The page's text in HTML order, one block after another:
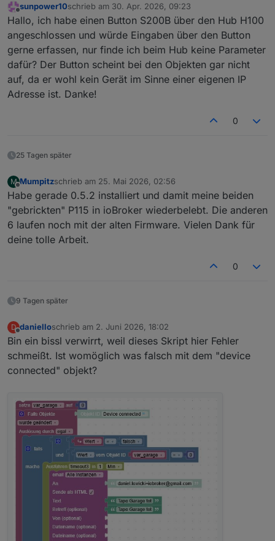
Offline
sunpower10schrieb am 30. Apr. 2026, 09:23
zuletzt editiert von
Hallo, ich habe einen Button S200B über den Hub H100
angeschlossen und würde Eingaben über den Button
gerne erfassen, nur finde ich beim Hub keine Parameter
dafür? Der Button scheint bei den Objekten gar nicht
auf, da er wohl kein Gerät im Sinne einer eigenen IP
Adresse ist. Danke!
0
25 Tagen später
M
Offline
Mumpitzschrieb am 25. Mai 2026, 02:56
zuletzt editiert von
Habe gerade 0.5.2 installiert und damit meine beiden
"gebrickten" P115 in ioBroker wiederbelebt. Die anderen
6 laufen noch mit der alten Firmware. Vielen Dank für
deine tolle Arbeit.
0
9 Tagen später
D
Offline
danielloschrieb am 2. Juni 2026, 18:02
zuletzt editiert von
Bin ein bissl verwirrt, weil dieses Skript hier Fehler
schmeißt. Ist womöglich was falsch mit dem "device
connected" objekt?